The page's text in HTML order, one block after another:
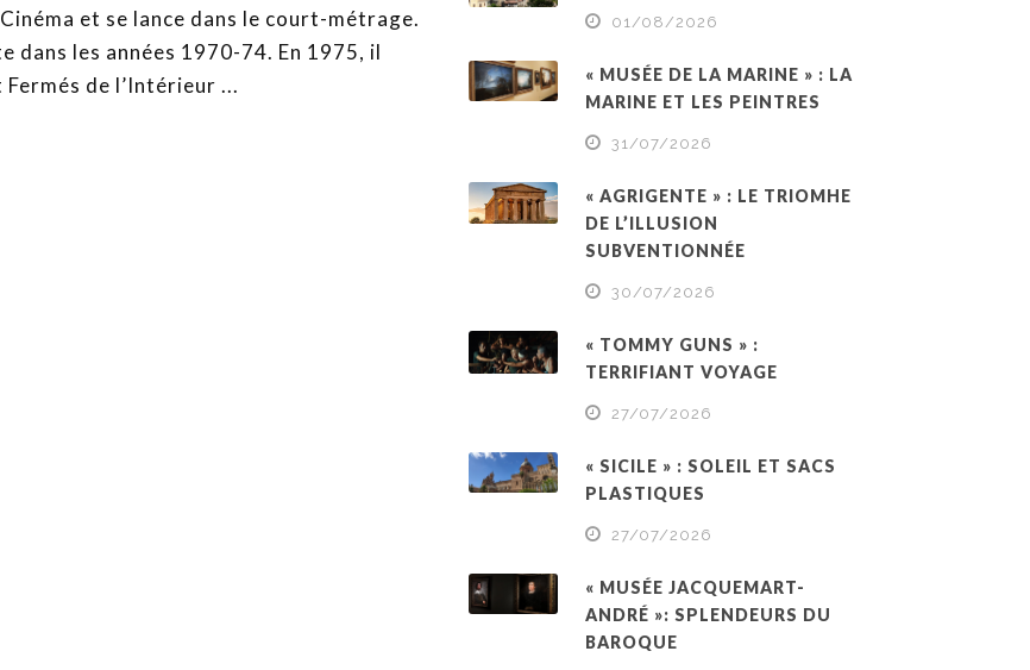
et se lance dans le court-métrage.
les années 1970-74. En 1975, il
de l’Intérieur ...
01/08/2026
« MUSÉE DE LA MARINE » : LA
MARINE ET LES PEINTRES
31/07/2026
« AGRIGENTE » : LE TRIOMHE
DE L’ILLUSION
SUBVENTIONNÉE
30/07/2026
« TOMMY GUNS » :
TERRIFIANT VOYAGE
27/07/2026
« SICILE » : SOLEIL ET SACS
PLASTIQUES
27/07/2026
« MUSÉE JACQUEMART-
ANDRÉ »: SPLENDEURS DU
BAROQUE